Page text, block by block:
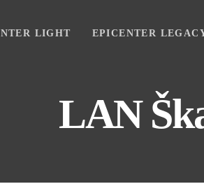
LIGHT EPICENTER
LAN